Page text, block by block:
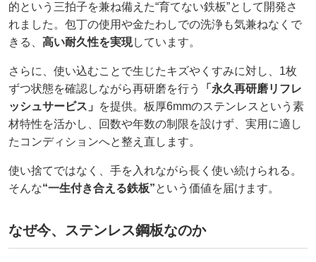
的という三拍子を兼ね備えた“育てない鉄板”として開発さ
れました。包丁の使用や金たわしでの洗浄も気兼ねなくで
きる、 高い耐久性を実現しています。
さらに、使い込むことで生じたキズやくすみに対し、1枚
ずつ状態を確認しながら再研磨を行う
「永久再研磨リフレ
ッシュサービス」
を提供。板厚6mmのステンレスという素
材特性を活かし、回数や年数の制限を設けず、実用に適し
たコンディションへと整え直します。
使い捨てではなく、手を入れながら長く使い続けられる。
そんな“一生付き合える鉄板”という価値を届けます。
なぜ今、ステンレス鋼板なのか